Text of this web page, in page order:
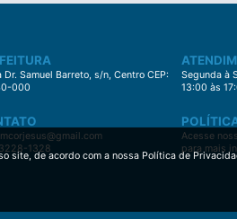
Dr. Samuel Barreto, s/n, Centro CEP:
000
Segunda à
13:00 às
1328
Acesse
para mais
site, de acordo com a nossa Política de